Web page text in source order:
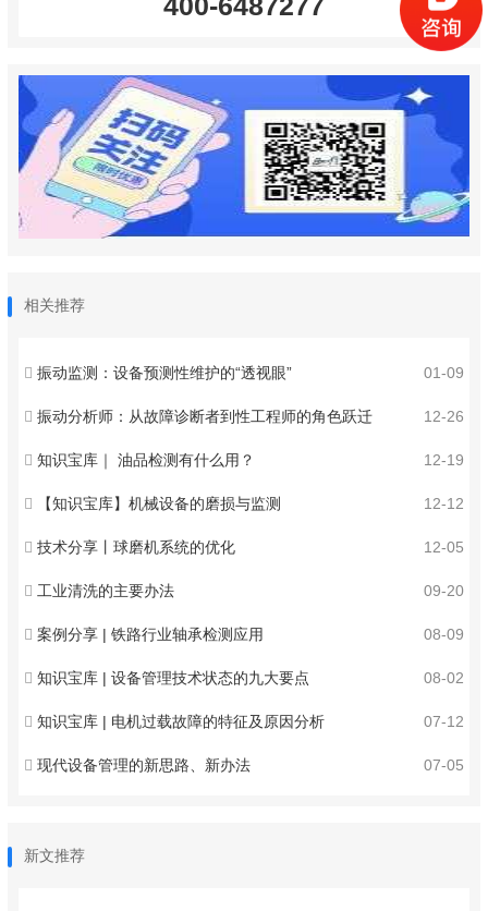
相关推荐
01-09
振动监测：设备预测性维护的“透视眼”
12-26
振动分析师：从故障诊断者到性工程师的角色跃迁
12-19
知识宝库｜ 油品检测有什么用？
12-12
【知识宝库】机械设备的磨损与监测
12-05
技术分享丨球磨机系统的优化
09-20
工业清洗的主要办法
08-09
案例分享 | 铁路行业轴承检测应用
08-02
知识宝库 | 设备管理技术状态的九大要点
07-12
知识宝库 | 电机过载故障的特征及原因分析
07-05
现代设备管理的新思路、新办法
新文推荐